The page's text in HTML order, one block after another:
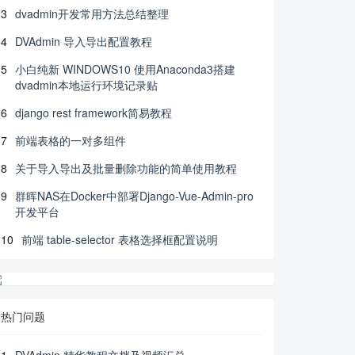
3 dvadmin开发常用方法总结整理
4 DVAdmin 导入导出配置教程
5 小白纯新 WINDOWS10 使用Anaconda3搭建
dvadmin本地运行环境记录贴
6 django rest framework简易教程
7 前端表格的一对多组件
8 关于导入导出及批量删除功能的简单使用教程
9 群晖NAS在Docker中部署Django-Vue-Admin-pro
开发平台
10 前端 table-selector 表格选择框配置说明
热门问题